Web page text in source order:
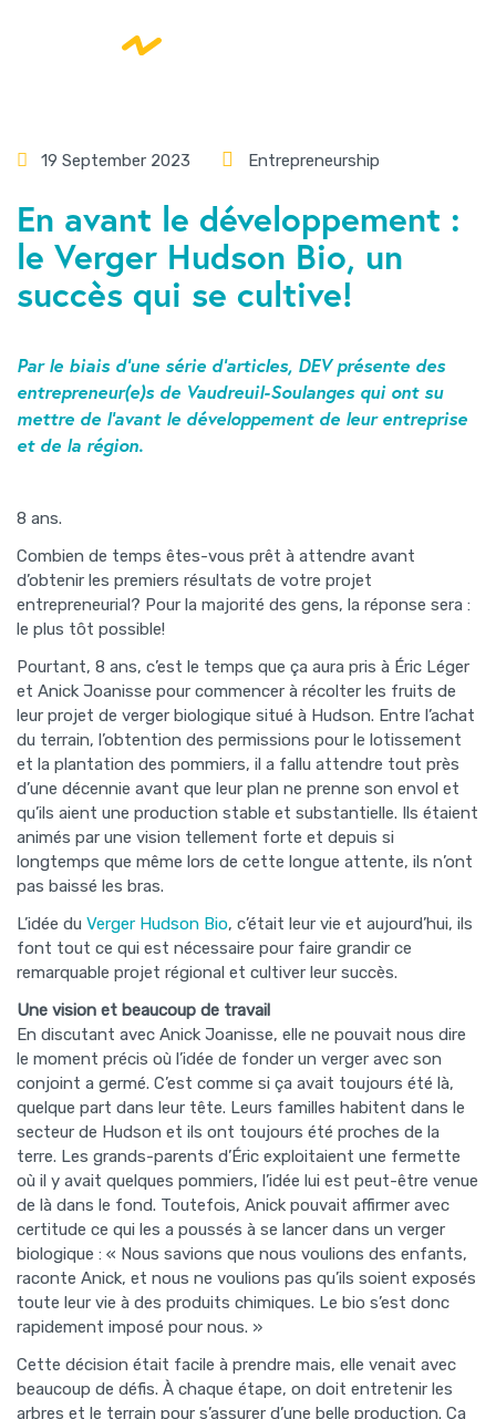
19 September 2023 Entrepreneurship
En avant le développement :
le Verger Hudson Bio, un
succès qui se cultive!
Par le biais d’une série d’articles, DEV présente des
entrepreneur(e)s de Vaudreuil-Soulanges qui ont su
mettre de l’avant le développement de leur entreprise
et de la région.
8 ans.
Combien de temps êtes-vous prêt à attendre avant
d’obtenir les premiers résultats de votre projet
entrepreneurial? Pour la majorité des gens, la réponse sera :
le plus tôt possible!
Pourtant, 8 ans, c’est le temps que ça aura pris à Éric Léger
et Anick Joanisse pour commencer à récolter les fruits de
leur projet de verger biologique situé à Hudson. Entre l’achat
du terrain, l’obtention des permissions pour le lotissement
et la plantation des pommiers, il a fallu attendre tout près
d’une décennie avant que leur plan ne prenne son envol et
qu’ils aient une production stable et substantielle. Ils étaient
animés par une vision tellement forte et depuis si
longtemps que même lors de cette longue attente, ils n’ont
pas baissé les bras.
L’idée du Verger Hudson Bio, c’était leur vie et aujourd’hui, ils
font tout ce qui est nécessaire pour faire grandir ce
remarquable projet régional et cultiver leur succès.
Une vision et beaucoup de travail
En discutant avec Anick Joanisse, elle ne pouvait nous dire
le moment précis où l’idée de fonder un verger avec son
conjoint a germé. C’est comme si ça avait toujours été là,
quelque part dans leur tête. Leurs familles habitent dans le
secteur de Hudson et ils ont toujours été proches de la
terre. Les grands-parents d’Éric exploitaient une fermette
où il y avait quelques pommiers, l’idée lui est peut-être venue
de là dans le fond. Toutefois, Anick pouvait affirmer avec
certitude ce qui les a poussés à se lancer dans un verger
biologique : « Nous savions que nous voulions des enfants,
raconte Anick, et nous ne voulions pas qu’ils soient exposés
toute leur vie à des produits chimiques. Le bio s’est donc
rapidement imposé pour nous. »
Cette décision était facile à prendre mais, elle venait avec
beaucoup de défis. À chaque étape, on doit entretenir les
arbres et le terrain pour s’assurer d’une belle production. Ça